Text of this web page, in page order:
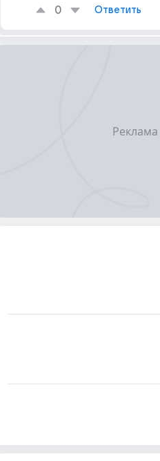
0 Ответить